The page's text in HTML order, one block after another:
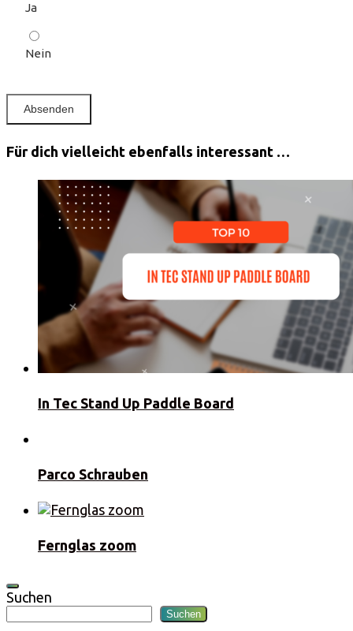
Ja
Nein
Für dich vielleicht ebenfalls interessant …
In Tec Stand Up Paddle Board
Parco Schrauben
Fernglas zoom
Suchen
Suchen